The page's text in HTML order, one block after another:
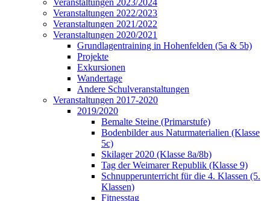
Veranstaltungen 2022/2023
Veranstaltungen 2021/2022
Veranstaltungen 2020/2021
Grundlagentraining in Hohenfelden (5a & 5b)
Projekte
Exkursionen
Wandertage
Andere Schulveranstaltungen
Veranstaltungen 2017-2020
2019/2020
Bemalte Steine (Primarstufe)
Bodenbilder aus Naturmaterialien (Klasse
5c)
Skilager 2020 (Klasse 8a/8b)
Tag der Weimarer Republik (Klasse 9)
Schnupperunterricht für die 4. Klassen (5.
Klassen)
Fitnesstag